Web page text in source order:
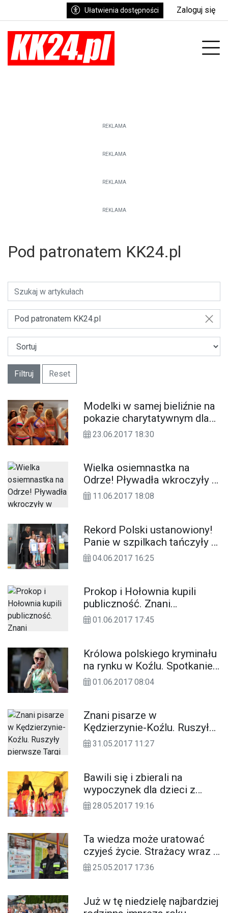
Ułatwienia dostępności Zaloguj się
REKLAMA
REKLAMA
REKLAMA
REKLAMA
Pod patronatem KK24.pl
Pod patronatem KK24.pl
Filtruj Reset
Modelki w samej bieliźnie na
pokazie charytatywnym dla
Miłosza Klimczaka. ZDJĘCIA
23.06.2017 18:30
Wielka osiemnastka na
Odrze! Pływadła wkroczyły w
pełnoletniość. Finał imprezy
11.06.2017 18:08
Rekord Polski ustanowiony!
Panie w szpilkach tańczyły z
Iwoną Pavlović w autobusie
04.06.2017 16:25
Prokop i Hołownia kupili
publiczność. Znani
prezenterzy na koncercie z
ZDJĘCIA
01.06.2017 17:45
Królowa polskiego kryminału
na rynku w Koźlu. Spotkanie
z Katarzyną Bondą. WIDEO
01.06.2017 08:04
Znani pisarze w
Kędzierzynie-Koźlu. Ruszyły
pierwsze Targi Książki nad
31.05.2017 11:27
Bawili się i zbierali na
wypoczynek dla dzieci z
ubogich rodzin. Festyn
28.05.2017 19:16
Ta wiedza może uratować
czyjeś życie. Strażacy wraz z
Chemikiem rozwiesili plakaty
25.05.2017 17:36
Już w tę niedzielę najbardziej